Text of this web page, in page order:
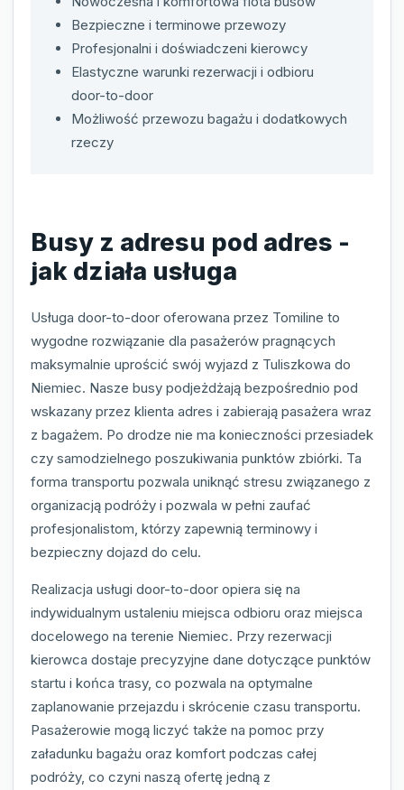
Bezpieczne i terminowe przewozy
Profesjonalni i doświadczeni kierowcy
Elastyczne warunki rezerwacji i odbioru
door-to-door
Możliwość przewozu bagażu i dodatkowych
rzeczy
Busy z adresu pod adres -
jak działa usługa
Usługa door-to-door oferowana przez Tomiline to
wygodne rozwiązanie dla pasażerów pragnących
maksymalnie uprościć swój wyjazd z Tuliszkowa do
Niemiec. Nasze busy podjeżdżają bezpośrednio pod
wskazany przez klienta adres i zabierają pasażera wraz
z bagażem. Po drodze nie ma konieczności przesiadek
czy samodzielnego poszukiwania punktów zbiórki. Ta
forma transportu pozwala uniknąć stresu związanego z
organizacją podróży i pozwala w pełni zaufać
profesjonalistom, którzy zapewnią terminowy i
bezpieczny dojazd do celu.
Realizacja usługi door-to-door opiera się na
indywidualnym ustaleniu miejsca odbioru oraz miejsca
docelowego na terenie Niemiec. Przy rezerwacji
kierowca dostaje precyzyjne dane dotyczące punktów
startu i końca trasy, co pozwala na optymalne
zaplanowanie przejazdu i skrócenie czasu transportu.
Pasażerowie mogą liczyć także na pomoc przy
załadunku bagażu oraz komfort podczas całej
podróży, co czyni naszą ofertę jedną z